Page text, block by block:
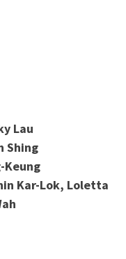
Lau
Shing
Keung
Kar-Lok, Loletta